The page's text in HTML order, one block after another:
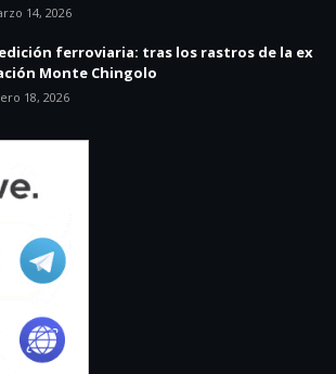
14, 2026
ferroviaria: tras los rastros de la ex
Monte Chingolo
18, 2026